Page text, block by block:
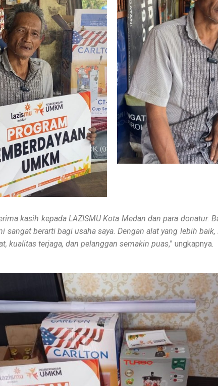
kasih kepada LAZISMU Kota Medan dan para donatur.
sangat berarti bagi usaha saya. Dengan alat yang lebih
kualitas terjaga, dan pelanggan semakin puas,” ungkapnya.